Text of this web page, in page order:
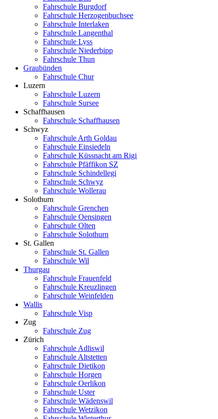
Fahrschule Burgdorf
Fahrschule Herzogenbuchsee
Fahrschule Interlaken
Fahrschule Langenthal
Fahrschule Lyss
Fahrschule Niederbipp
Fahrschule Thun
Graubünden
Fahrschule Chur
Luzern
Fahrschule Luzern
Fahrschule Sursee
Schaffhausen
Fahrschule Schaffhausen
Schwyz
Fahrschule Arth Goldau
Fahrschule Einsiedeln
Fahrschule Küssnacht am Rigi
Fahrschule Pfäffikon SZ
Fahrschule Schindellegi
Fahrschule Schwyz
Fahrschule Wollerau
Solothurn
Fahrschule Grenchen
Fahrschule Oensingen
Fahrschule Olten
Fahrschule Solothurn
St. Gallen
Fahrschule St. Gallen
Fahrschule Wil
Thurgau
Fahrschule Frauenfeld
Fahrschule Kreuzlingen
Fahrschule Weinfelden
Wallis
Fahrschule Visp
Zug
Fahrschule Zug
Zürich
Fahrschule Adliswil
Fahrschule Altstetten
Fahrschule Dietikon
Fahrschule Horgen
Fahrschule Oerlikon
Fahrschule Uster
Fahrschule Wädenswil
Fahrschule Wetzikon